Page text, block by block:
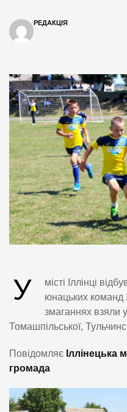
РЕДАКЦІЯ
У
місті Іллінці
юнацьких
змаганнях взяли
Томашпільської,
Повідомляє Іллінецька
громада